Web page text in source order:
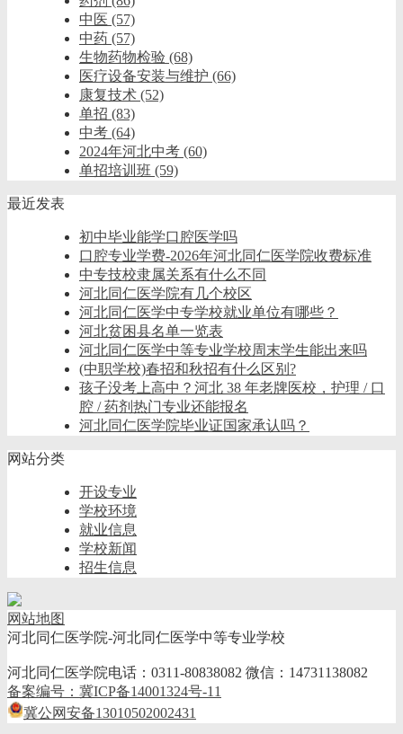
中医 (57)
中药 (57)
生物药物检验 (68)
医疗设备安装与维护 (66)
康复技术 (52)
单招 (83)
中考 (64)
2024年河北中考 (60)
单招培训班 (59)
最近发表
初中毕业能学口腔医学吗
口腔专业学费-2026年河北同仁医学院收费标准
中专技校隶属关系有什么不同
河北同仁医学院有几个校区
河北同仁医学中专学校就业单位有哪些？
河北贫困县名单一览表
河北同仁医学中等专业学校周末学生能出来吗
(中职学校)春招和秋招有什么区别?
孩子没考上高中？河北 38 年老牌医校，护理 / 口
腔 / 药剂热门专业还能报名
河北同仁医学院毕业证国家承认吗？
网站分类
开设专业
学校环境
就业信息
学校新闻
招生信息
网站地图
河北同仁医学院-河北同仁医学中等专业学校
河北同仁医学院电话：0311-80838082 微信：14731138082
备案编号：冀ICP备14001324号-11
冀公网安备13010502002431